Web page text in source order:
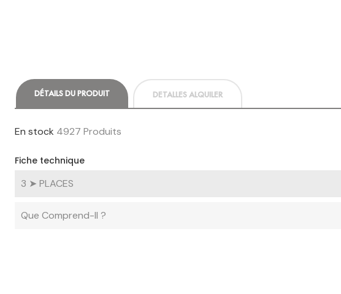
DÉTAILS DU PRODUIT DETALLES ALQUILER
En stock 4927 Produits
Fiche technique
3 ➤ PLACES
Que Comprend-Il ?